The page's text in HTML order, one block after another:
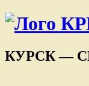
КУРСК —